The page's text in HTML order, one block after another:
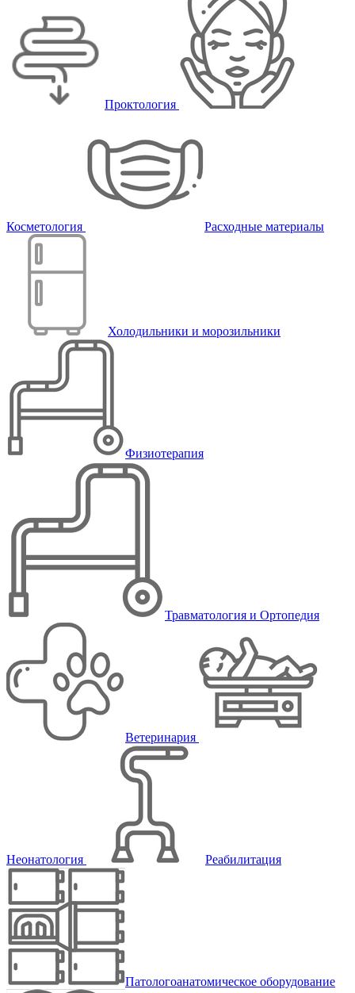
Проктология
Косметология Расходные материалы
Холодильники и морозильники
Физиотерапия
Травматология и Ортопедия
Ветеринария
Неонатология Реабилитация
Патологоанатомическое оборудование